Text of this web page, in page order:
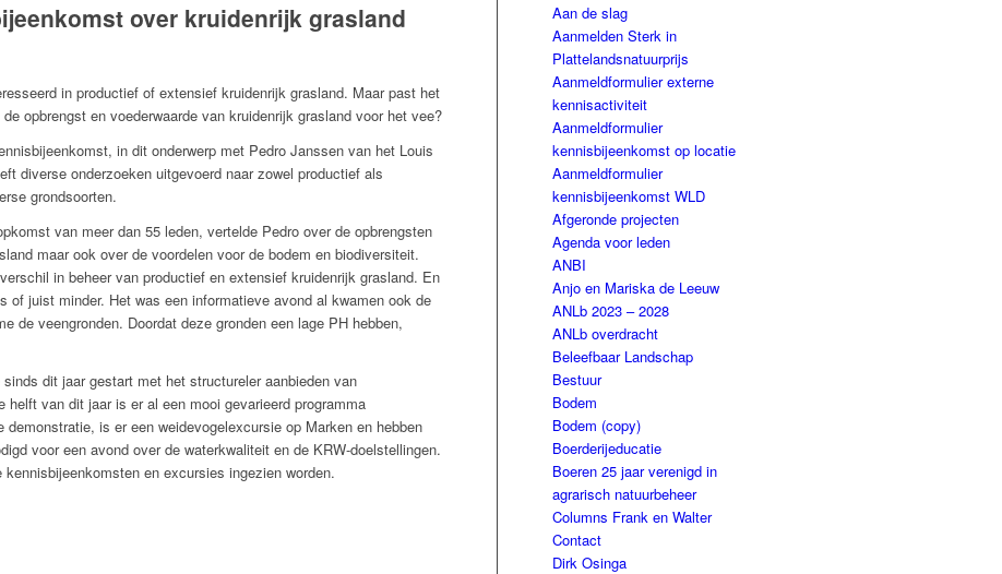
over kruidenrijk grasland
in productief of extensief kruidenrijk grasland. Maar past het
opbrengst en voederwaarde van kruidenrijk grasland voor het vee?
in dit onderwerp met Pedro Janssen van het Louis
diverse onderzoeken uitgevoerd naar zowel productief als
grondsoorten.
van meer dan 55 leden, vertelde Pedro over de opbrengsten
maar ook over de voordelen voor de bodem en biodiversiteit.
in beheer van productief en extensief kruidenrijk grasland. En
of juist minder. Het was een informatieve avond al kwamen ook de
de veengronden. Doordat deze gronden een lage PH hebben,
dit jaar gestart met het structureler aanbieden van
helft van dit jaar is er al een mooi gevarieerd programma
is er een weidevogelexcursie op Marken en hebben
voor een avond over de waterkwaliteit en de KRW-doelstellingen.
kennisbijeenkomsten en excursies ingezien worden.
Aan de slag
Aanmelden Sterk in
Plattelandsnatuurprijs
Aanmeldformulier externe
kennisactiviteit
Aanmeldformulier
kennisbijeenkomst op locatie
Aanmeldformulier
kennisbijeenkomst WLD
Afgeronde projecten
Agenda voor leden
ANBI
Anjo en Mariska de Leeuw
ANLb 2023 – 2028
ANLb overdracht
Beleefbaar Landschap
Bestuur
Bodem
Bodem (copy)
Boerderijeducatie
Boeren 25 jaar verenigd in
agrarisch natuurbeheer
Columns Frank en Walter
Contact
Dirk Osinga